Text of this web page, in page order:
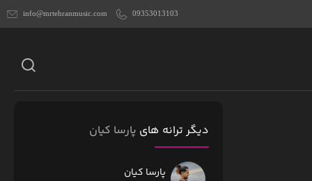
info@mrtehranmusic.com 09353013103
دیگر ترانه های پارسا کیان
پارسا کیان